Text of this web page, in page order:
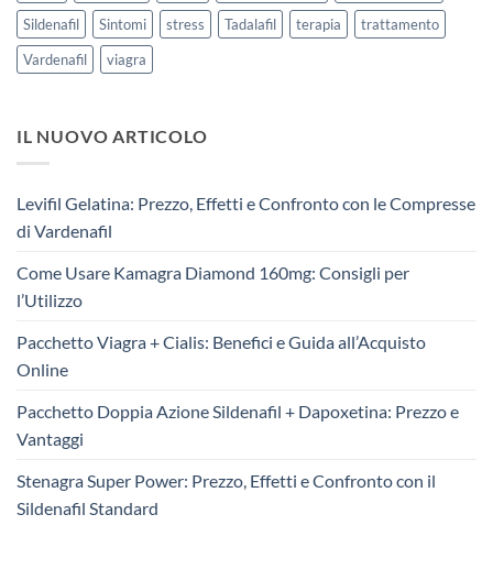
Sildenafil
Sintomi stress Tadalafil terapia
trattamento
Vardenafil
viagra
IL NUOVO ARTICOLO
Levifil Gelatina: Prezzo, Effetti e Confronto con le Compresse
di Vardenafil
Come Usare Kamagra Diamond 160mg: Consigli per
l’Utilizzo
Pacchetto Viagra + Cialis: Benefici e Guida all’Acquisto
Online
Pacchetto Doppia Azione Sildenafil + Dapoxetina: Prezzo e
Vantaggi
Stenagra Super Power: Prezzo, Effetti e Confronto con il
Sildenafil Standard